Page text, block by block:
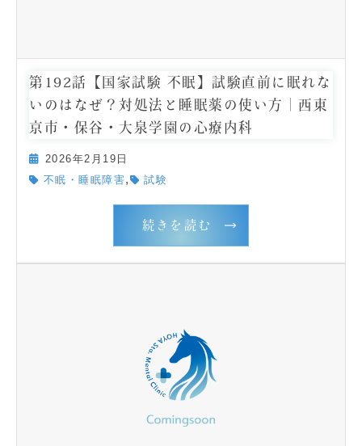
第192話【国家試験 不眠】試験直前に眠れな
いのはなぜ？対処法と睡眠薬の使い方｜西東
京市・保谷・大泉学園の心療内科
2026年2月19日
不眠・睡眠障害, 試験
続きを読む